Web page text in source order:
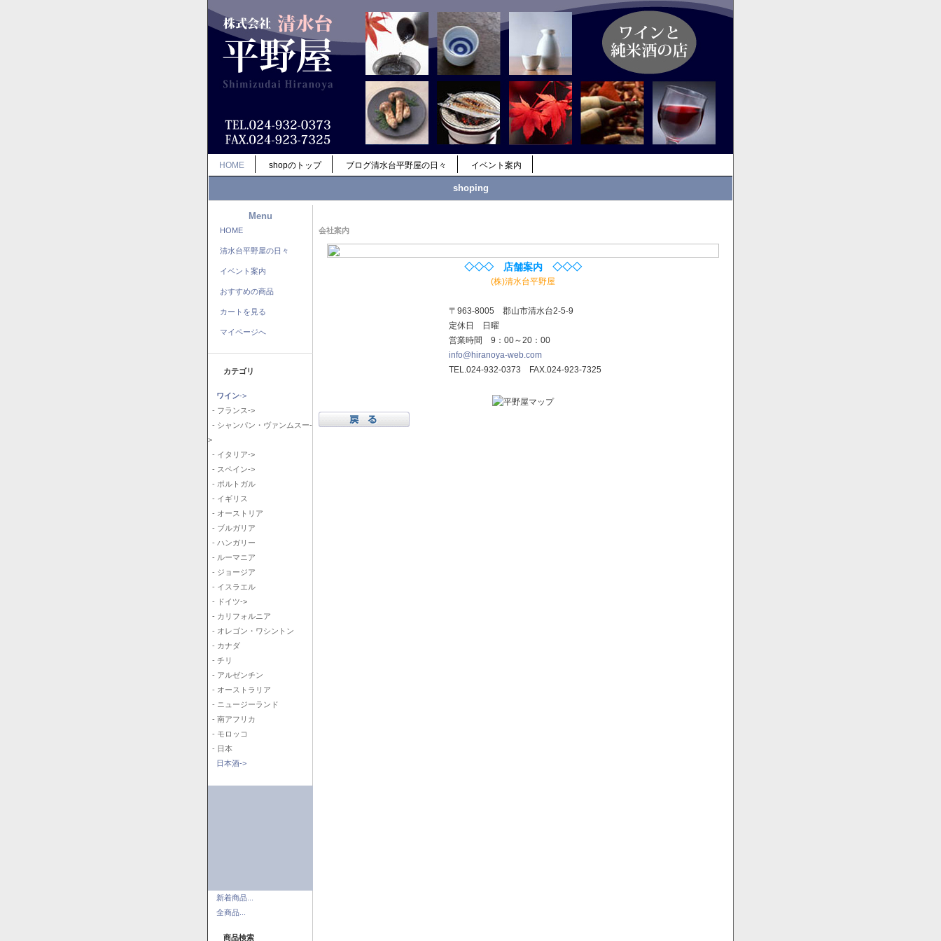
HOME shopのトップ ブログ清水台平野屋の日々 イベント案内
shoping
Menu
HOME
清水台平野屋の日々
イベント案内
おすすめの商品
カートを見る
マイページへ
カテゴリ
ワイン->
- フランス->
- シャンパン・ヴァンムスー-
>
- イタリア->
- スペイン->
- ポルトガル
- イギリス
- オーストリア
- ブルガリア
- ハンガリー
- ルーマニア
- ジョージア
- イスラエル
- ドイツ->
- カリフォルニア
- オレゴン・ワシントン
- カナダ
- チリ
- アルゼンチン
- オーストラリア
- ニュージーランド
- 南アフリカ
- モロッコ
- 日本
日本酒->
新着商品...
全商品...
商品検索
会社案内
◇◇◇ 店舗案内 ◇◇◇
(株)清水台平野屋
〒963-8005 郡山市清水台2-5-9
定休日 日曜
営業時間 9：00～20：00
info@hiranoya-web.com
TEL.024-932-0373 FAX.024-923-7325